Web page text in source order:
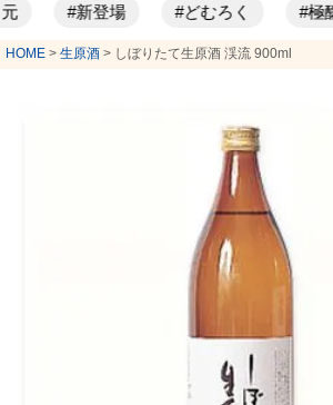
登場 #どむろく #極醸シリーズ
HOME 生原酒 しぼりたて生原酒 渓流 900ml